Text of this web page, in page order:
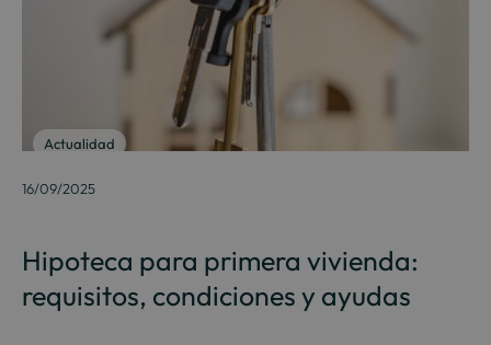
Actualidad
16/09/2025
Hipoteca para primera vivienda:
requisitos, condiciones y ayudas